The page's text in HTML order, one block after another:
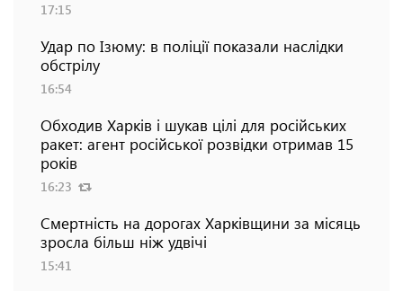
17:15
Удар по Ізюму: в поліції показали наслідки
обстрілу
16:54
Обходив Харків і шукав цілі для російських
ракет: агент російської розвідки отримав 15
років
16:23
Смертність на дорогах Харківщини за місяць
зросла більш ніж удвічі
15:41